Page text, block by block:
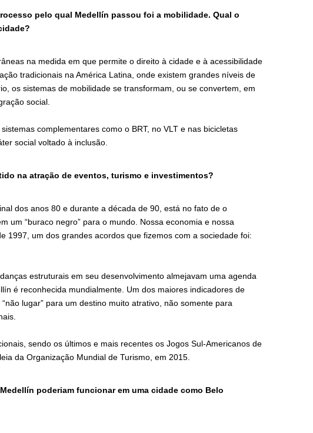
pelo qual Medellín passou foi a mobilidade. Qual o
na medida em que permite o direito à cidade e à acessibilidade
tradicionais na América Latina, onde existem grandes níveis de
os sistemas de mobilidade se transformam, ou se convertem, em
social.
complementares como o BRT, no VLT e nas bicicletas
social voltado à inclusão.
na atração de eventos, turismo e investimentos?
dos anos 80 e durante a década de 90, está no fato de o
um “buraco negro” para o mundo. Nossa economia e nossa
1997, um dos grandes acordos que fizemos com a sociedade foi:
estruturais em seu desenvolvimento almejavam uma agenda
é reconhecida mundialmente. Um dos maiores indicadores de
lugar” para um destino muito atrativo, não somente para
sendo os últimos e mais recentes os Jogos Sul-Americanos de
da Organização Mundial de Turismo, em 2015.
poderiam funcionar em uma cidade como Belo